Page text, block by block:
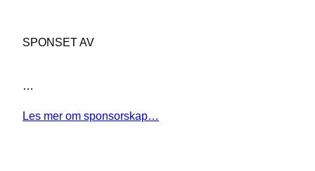
SPONSET AV
…
Les mer om sponsorskap…